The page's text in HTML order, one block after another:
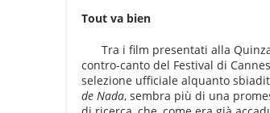
Tout va bien
Tra i film presentati alla
contro-canto del Festival di
selezione ufficiale alquanto
de Nada, sembra più di una